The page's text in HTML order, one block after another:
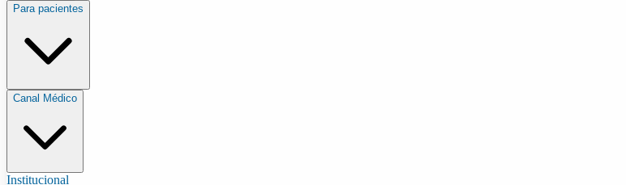
Para pacientes
Canal Médico
Institucional